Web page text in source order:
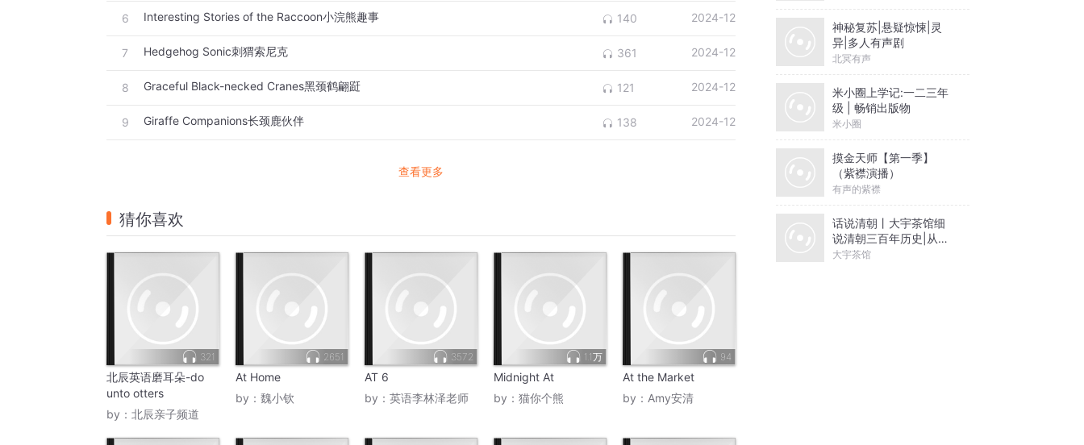
6 Interesting Stories of the Raccoon小浣熊趣事 140 2024-12
7 Hedgehog Sonic刺猬索尼克 361 2024-12
8 Graceful Black-necked Cranes黑颈鹤翩跹 121 2024-12
9 Giraffe Companions长颈鹿伙伴 138 2024-12
查看更多
猜你喜欢
321
北辰英语磨耳朵-do
unto otters
by： 北辰亲子频道
2651
At Home
by： 魏小钦
3572
AT 6
by： 英语李林泽老师
1.1万
Midnight At
by： 猫你个熊
94
At the Market
by： Amy安清
神秘复苏|悬疑惊悚|灵
异|多人有声剧
北冥有声
米小圈上学记:一二三年
级 | 畅销出版物
米小圈
摸金天师【第一季】
（紫襟演播）
有声的紫襟
话说清朝丨大宇茶馆细
说清朝三百年历史|从努
尔哈赤到末代皇帝溥仪|
大宇茶馆